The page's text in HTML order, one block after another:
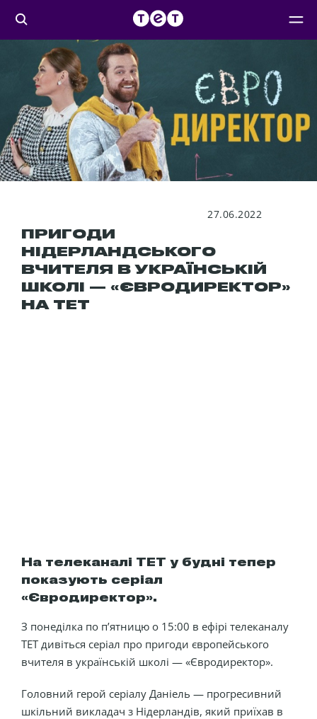
27.06.2022
ПРИГОДИ
НІДЕРЛАНДСЬКОГО
ВЧИТЕЛЯ В УКРАЇНСЬКІЙ
ШКОЛІ — «ЄВРОДИРЕКТОР»
НА ТЕТ
На телеканалі ТЕТ у будні тепер
показують серіал
«Євродиректор».
З понеділка по пʼятницю о 15:00 в ефірі телеканалу
ТЕТ дивіться серіал про пригоди європейського
вчителя в українській школі — «Євродиректор».
Головний герой серіалу Даніель — прогресивний
шкільний викладач з Нідерландів, який приїхав в